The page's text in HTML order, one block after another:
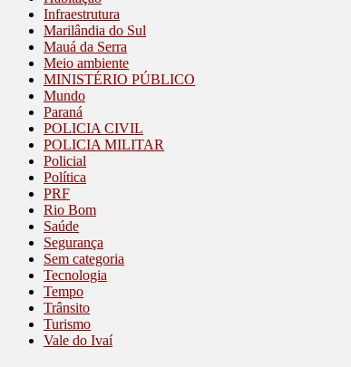
Infraestrutura
Marilândia do Sul
Mauá da Serra
Meio ambiente
MINISTÉRIO PÚBLICO
Mundo
Paraná
POLICIA CIVIL
POLICIA MILITAR
Policial
Política
PRF
Rio Bom
Saúde
Segurança
Sem categoria
Tecnologia
Tempo
Trânsito
Turismo
Vale do Ivaí